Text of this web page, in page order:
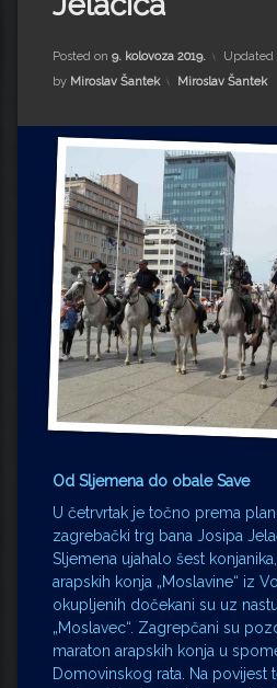
Impressum
Milenko Strižak
Drugi autori
Drugi autori
Ljiljana Lekanić-Kljaić
Željko Krznarić
Mario Lovreković
Miroslav Šantek
Posted on 9. kolovoza 2019. Updated
by Miroslav Šantek Kategorije:
Miroslav Šantek
Od Sljemena do obale Save
U četrvrtak je točno prema
zagrebački trg bana Josipa
Sljemena ujahalo šest
arapskih konja „Moslavine“ iz
okupljenih dočekani su uz
„Moslavec“. Zagrepčani su
maraton arapskih konja u
Domovinskog rata. Na povijest